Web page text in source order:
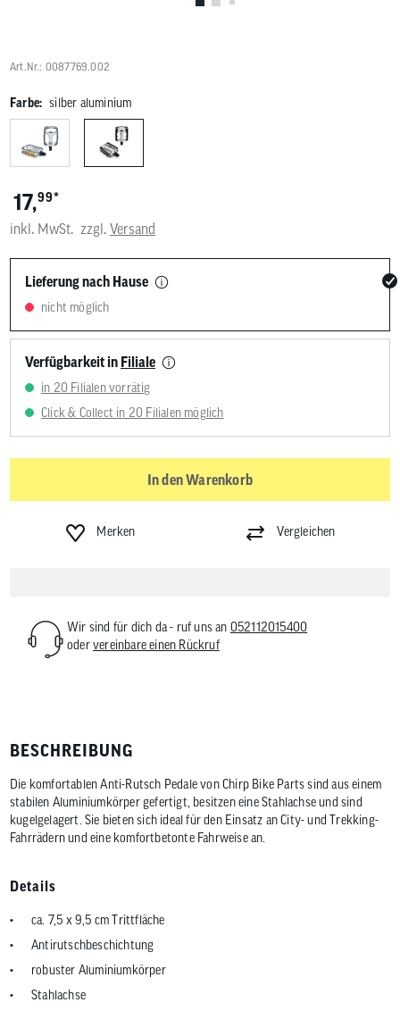
Art.Nr.: 0087769.002
Farbe: silber aluminium
17,99*
inkl. MwSt. zzgl. Versand
Lieferung nach Hause
nicht möglich
Verfügbarkeit in Filiale
in 20 Filialen vorrätig
Click & Collect in 20 Filialen möglich
In den Warenkorb
Merken Vergleichen
Wir sind für dich da - ruf uns an 052112015400
odervereinbare einen Rückruf
BESCHREIBUNG
Die komfortablen Anti-Rutsch Pedale von Chirp Bike Parts sind aus einem
stabilen Aluminiumkörper gefertigt, besitzen eine Stahlachse und sind
kugelgelagert. Sie bieten sich ideal für den Einsatz an City- und Trekking-
Fahrrädern und eine komfortbetonte Fahrweise an.
Details
ca. 7,5 x 9,5 cm Trittfläche
Antirutschbeschichtung
robuster Aluminiumkörper
Stahlachse